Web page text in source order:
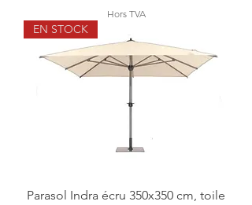
Hors TVA
EN STOCK
Parasol Indra écru 350x350 cm, toile